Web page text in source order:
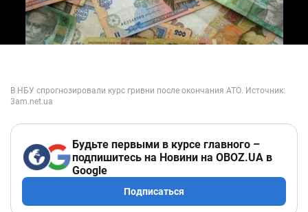
Будьте первыми в курсе главного –
подпишитесь на Новини на OBOZ.UA в
Google
Подписаться